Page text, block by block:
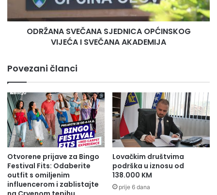
p
j
a
D
K
:
1
5
.
0
0
0
V
A
S
J
E
D
N
I
C
A
O
P
Ć
ODRŽANA SVEČANA SJEDNICA OPĆINSKOG
VIJEĆA I SVEČANA AKADEMIJA
Povezani članci
Otvorene prijave za Bingo
Festival Fits: Odaberite
outfit s omiljenim
influencerom i zablistajte
Lovačkim društvima
podrška u iznosu od
138.000 KM
prije 6 dana